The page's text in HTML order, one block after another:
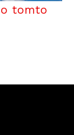
o tomto